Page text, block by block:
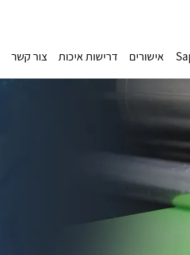
אישורים דרישות איכות צור קשר